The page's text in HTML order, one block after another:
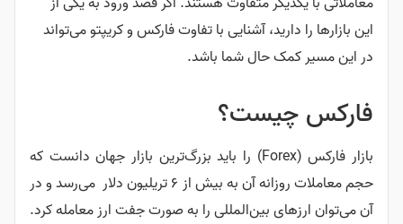
این بازارها را دارید، آشنایی با تفاوت فارکس و کریپتو می‌تواند
در این مسیر کمک حال شما باشد.
فارکس چیست؟
بازار فارکس (Forex) را باید بزرگ‌ترین بازار جهان دانست که
حجم معاملات روزانه آن به بیش از ۶ تریلیون دلار می‌رسد و در
آن می‌توان ارزهای بین‌المللی را به صورت جفت ارز معامله کرد.